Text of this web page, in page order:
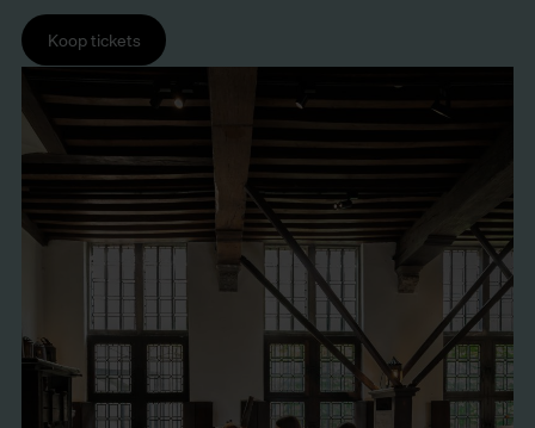
Koop tickets